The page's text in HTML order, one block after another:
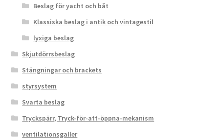
Beslag för yacht och båt
Klassiska beslag i antik och vintagestil
lyxiga beslag
Skjutdörrsbeslag
Stängningar och brackets
styrsystem
Svarta beslag
Tryckspärr, Tryck-för-att-öppna-mekanism
ventilationsgaller